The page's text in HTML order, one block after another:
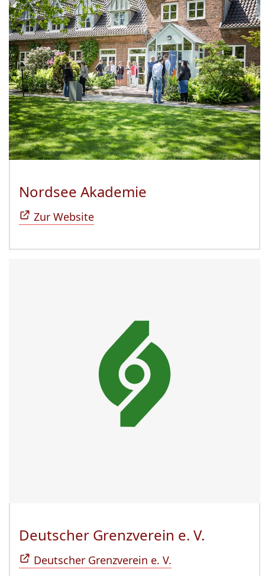
Nordsee Akademie
Zur Website
Deutscher Grenzverein e. V.
Deutscher Grenzverein e. V.